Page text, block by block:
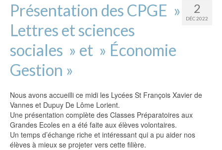
2
DÉC 2022
Présentation des CPGE »
Lettres et sciences
sociales » et » Économie
Gestion »
Nous avons accueilli ce midi les Lycées St François Xavier de
Vannes et Dupuy De Lôme Lorient.
Une présentation complète des Classes Préparatoires aux
Grandes Ecoles en a été faite aux élèves volontaires.
Un temps d’échange riche et intéressant qui a pu aider nos
élèves à mieux se projeter vers cette filière.